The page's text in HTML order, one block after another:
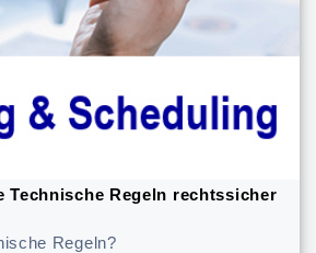
Technische Regeln rechtssicher
Regeln?